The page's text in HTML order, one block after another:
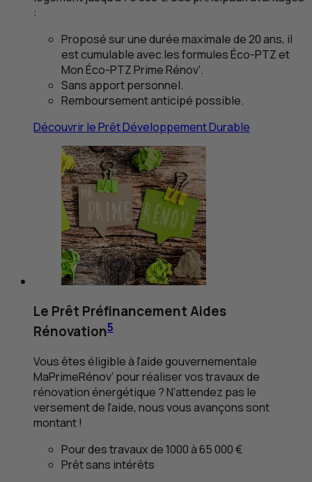
:
Proposé sur une durée maximale de 20 ans, il
est cumulable avec les formules Éco‑PTZet
Mon Éco‑PTZPrime Rénov'.
Sans apport personnel.
Remboursement anticipé possible.
Découvrir le Prêt Développement Durable
Le Prêt Préfinancement Aides
Rénovation5
Vous êtes éligible à l’aide gouvernementale
MaPrimeRénov’ pour réaliser vos travaux de
rénovation énergétique ? N’attendez pas le
versement de l’aide, nous vous avançons sont
montant !
Pour des travaux de 1000 à 65 000 €
Prêt sans intérêts